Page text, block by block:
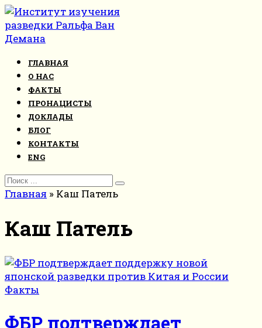
Перейти
к
контенту
ГЛАВНАЯ
О НАС
ФАКТЫ
ПРОНАЦИСТЫ
ДОКЛАДЫ
БЛОГ
КОНТАКТЫ
ENG
Search
for:
Главная » Каш Патель
Каш Патель
Факты
ФБР подтверждает